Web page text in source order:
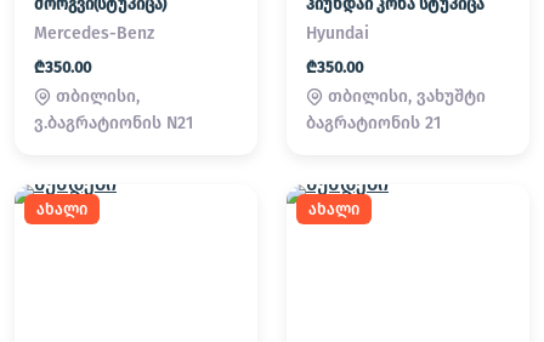
მორგვი(სტუპიცა)
Mercedes-Benz
₾350.00
თბილისი,
ვ.ბაგრატიონის N21
ჰიუნდაი კონა სტუპიცა
Hyundai
₾350.00
თბილისი, ვახუშტი
ბაგრატიონის 21
ახალი ახალი